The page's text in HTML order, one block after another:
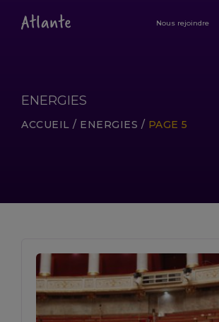
Nous rejoindre
ENERGIES
ACCUEIL / ENERGIES / PAGE 5